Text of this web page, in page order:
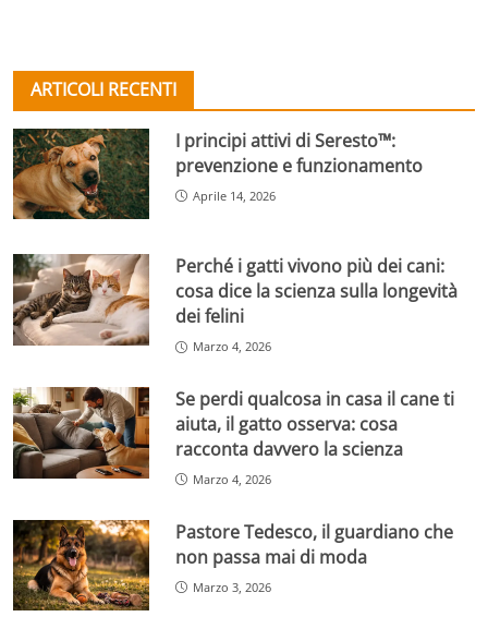
ARTICOLI RECENTI
I principi attivi di Seresto™:
prevenzione e funzionamento
Aprile 14, 2026
Perché i gatti vivono più dei cani:
cosa dice la scienza sulla longevità
dei felini
Marzo 4, 2026
Se perdi qualcosa in casa il cane ti
aiuta, il gatto osserva: cosa
racconta davvero la scienza
Marzo 4, 2026
Pastore Tedesco, il guardiano che
non passa mai di moda
Marzo 3, 2026